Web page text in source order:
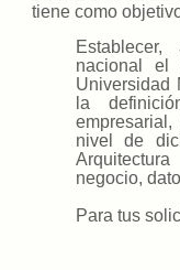
tiene como
nacional
Universidad
la
nivel de
negocio,
Para tus